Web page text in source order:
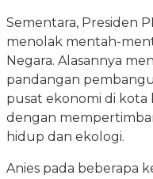
Sementara, Presiden
menolak mentah-
Negara. Alasannya
pandangan
pusat ekonomi di
dengan
hidup dan ekologi.
Anies pada beberapa